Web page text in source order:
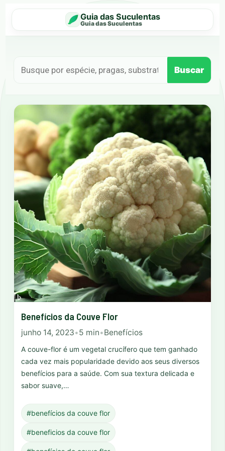
Guia das Suculentas
Guia das Suculentas
Buscar
Benefícios da Couve Flor
junho 14, 2023•5 min•Benefícios
A couve-flor é um vegetal crucífero que tem ganhado
cada vez mais popularidade devido aos seus diversos
benefícios para a saúde. Com sua textura delicada e
sabor suave,…
#benefícios da couve flor
#beneficios da couve flor